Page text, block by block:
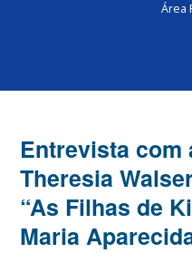
Área
Entrevista com
Theresia
“As Filhas de
Maria